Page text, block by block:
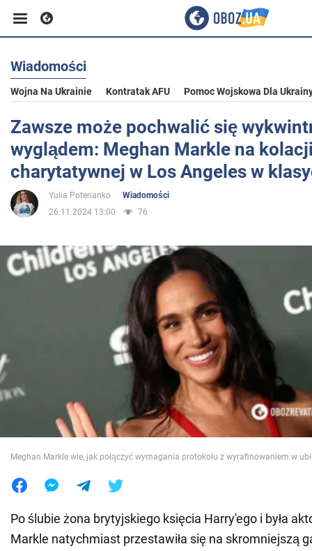
Biznes
Sport
Rozrywka
Życie
Polityka
Wojna na Ukrainie
Świat
Jedzenie
Wiadomości
Wojna Na Ukrainie Kontratak AFU Pomoc Wojskowa Dla
Zawsze może pochwalić się
wyglądem: Meghan Markle na
charytatywnej w Los Angeles w
Yulia Poterianko
Wiadomości
26.11.2024 13:00
76
Meghan Markle wie, jak połączyć wymagania protokołu z wyrafinowaniem w
Po ślubie żona brytyjskiego księcia Harry'ego i była
Markle natychmiast przestawiła się na skromniejszą